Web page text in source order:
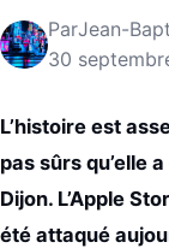
ParJean-
30
L’histoire est
pas sûrs qu’elle
Dijon. L’Apple
été attaqué